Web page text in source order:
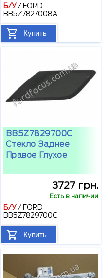
Б/У/ FORD
BB5Z7827008A
Купить
BB5Z7829700C
Стекло Заднее
Правое Глухое
3727 грн.
Есть в наличии
Б/У/ FORD
BB5Z7829700C
Купить